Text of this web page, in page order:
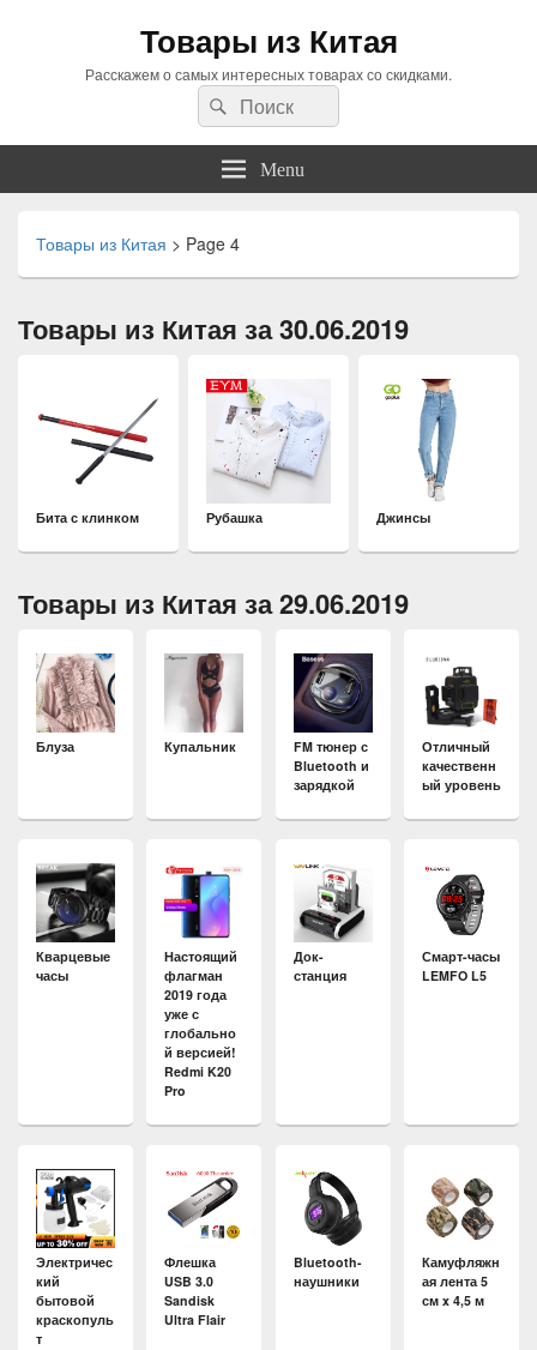
Товары из Китая
Расскажем о самых интересных товарах со скидками.
Search
for:
Search
Menu
Товары из Китая > Page 4
Товары из Китая за 30.06.2019
Бита с клинком Рубашка Джинсы
Товары из Китая за 29.06.2019
Блуза Купальник
FM тюнер с
Bluetooth и
зарядкой
Отличный
качественн
ый уровень
Кварцевые
часы
Настоящий
флагман
2019 года
уже с
глобально
й версией!
Redmi K20
Pro
Док-
станция
Смарт-часы
LEMFO L5
Электричес
кий
бытовой
краскопуль
т
Флешка
USB 3.0
Sandisk
Ultra Flair
Bluetooth-
наушники
Камуфляжн
ая лента 5
см x 4,5 м